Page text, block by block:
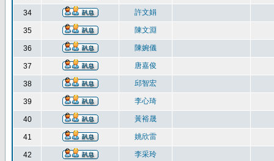
34 許文娟
35 陳文淵
36 陳婉儀
37 唐嘉俊
38 邱智宏
39 李心琦
40 黃裕晟
41 姚欣雷
42 李采玲